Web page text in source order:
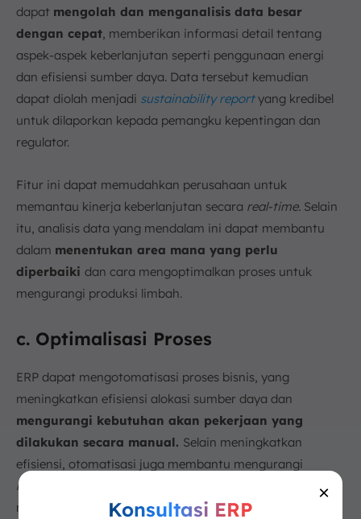
dapat mengolah dan menganalisis data besar
dengan cepat, memberikan informasi detail tentang
aspek-aspek keberlanjutan seperti penggunaan energi
dan efisiensi sumber daya. Data tersebut kemudian
dapat diolah menjadi sustainability reportyang kredibel
untuk dilaporkan kepada pemangku kepentingan dan
regulator.
Fitur ini dapat memudahkan perusahaan untuk
memantau kinerja keberlanjutan secara real-time. Selain
itu, analisis data yang mendalam ini dapat membantu
dalam menentukan area mana yang perlu
diperbaiki dan cara mengoptimalkan proses untuk
mengurangi produksi limbah.
c. Optimalisasi Proses
ERP dapat mengotomatisasi proses bisnis, yang
meningkatkan efisiensi alokasi sumber daya dan
mengurangi kebutuhan akan pekerjaan yang
dilakukan secara manual. Selain meningkatkan
efisiensi, otomatisasi juga membantu mengurangi
human error
, yang dapat mengurangi pemborosan dan
meningkatkan produktivitas.
×
Konsultasi ERP